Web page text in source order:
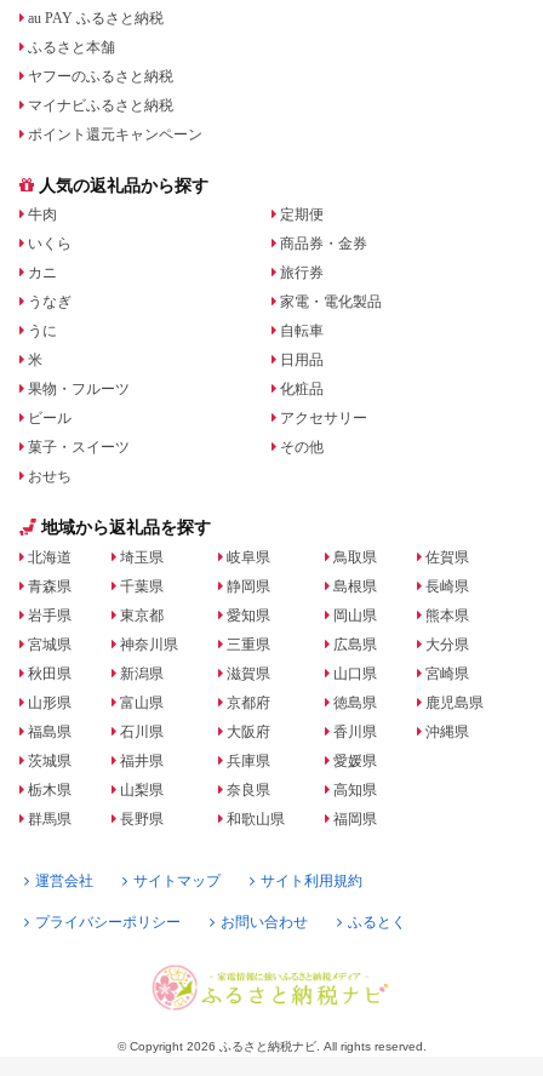
au PAY ふるさと納税
ふるさと本舗
ヤフーのふるさと納税
マイナビふるさと納税
ポイント還元キャンペーン
人気の返礼品から探す
牛肉
いくら
カニ
うなぎ
うに
米
果物・フルーツ
ビール
菓子・スイーツ
おせち
定期便
商品券・金券
旅行券
家電・電化製品
自転車
日用品
化粧品
アクセサリー
その他
地域から返礼品を探す
北海道
青森県
岩手県
宮城県
秋田県
山形県
福島県
茨城県
栃木県
群馬県
埼玉県
千葉県
東京都
神奈川県
新潟県
富山県
石川県
福井県
山梨県
長野県
岐阜県
静岡県
愛知県
三重県
滋賀県
京都府
大阪府
兵庫県
奈良県
和歌山県
鳥取県
島根県
岡山県
広島県
山口県
徳島県
香川県
愛媛県
高知県
福岡県
佐賀県
長崎県
熊本県
大分県
宮崎県
鹿児島県
沖縄県
運営会社 サイトマップ サイト利用規約
プライバシーポリシー お問い合わせ ふるとく
© Copyright 2026 ふるさと納税ナビ. All rights reserved.